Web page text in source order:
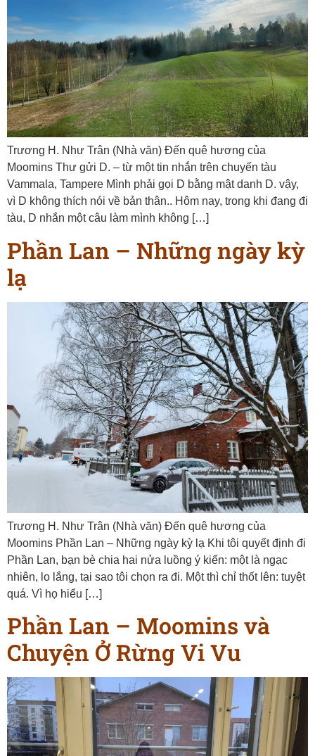
Trương H. Như Trân (Nhà văn) Đến quê hương của
Moomins Thư gửi D. – từ một tin nhắn trên chuyến tàu
Vammala, Tampere Mình phải gọi D bằng mật danh D. vậy,
vì D không thích nói về bản thân.. Hôm nay, trong khi đang đi
tàu, D nhắn một câu làm mình không […]
Phần Lan – Những ngày kỳ
lạ
Trương H. Như Trân (Nhà văn) Đến quê hương của
Moomins Phần Lan – Những ngày kỳ lạ Khi tôi quyết định đi
Phần Lan, bạn bè chia hai nửa luồng ý kiến: một là ngạc
nhiên, lo lắng, tại sao tôi chọn ra đi. Một thì chỉ thốt lên: tuyệt
quá. Vì họ hiểu […]
Phần Lan – Moomins và
Chuyện Ở Rừng Vi Vu